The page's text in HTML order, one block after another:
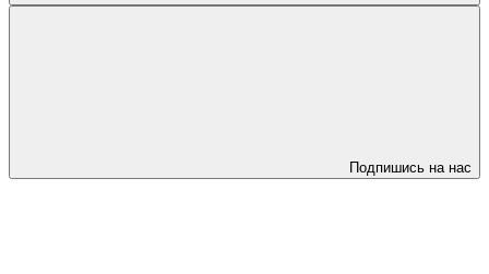
Подпишись на нас